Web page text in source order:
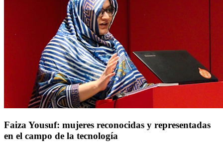
Faiza Yousuf: mujeres reconocidas y representadas
en el campo de la tecnología